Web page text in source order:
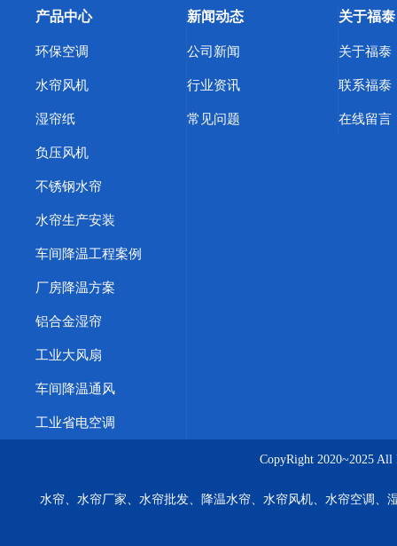
产品中心
环保空调
水帘风机
湿帘纸
负压风机
不锈钢水帘
水帘生产安装
车间降温工程案例
厂房降温方案
铝合金湿帘
工业大风扇
车间降温通风
工业省电空调
新闻动态
公司新闻
行业资讯
常见问题
关于福泰
关于福泰
联系福泰
在线留言
CopyRight 2020~2025
水帘、水帘厂家、水帘批发、降温水帘、水帘风机、水帘空调、